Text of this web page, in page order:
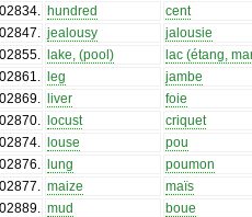
02834
hundred
cent
02847
jealousy
jalousie
02855
lake, (pool)
lac (étang,
02861
leg
jambe
02869
liver
foie
02870
locust
criquet
02874
louse
pou
02876
lung
poumon
02877
maize
maïs
02889
mud
boue